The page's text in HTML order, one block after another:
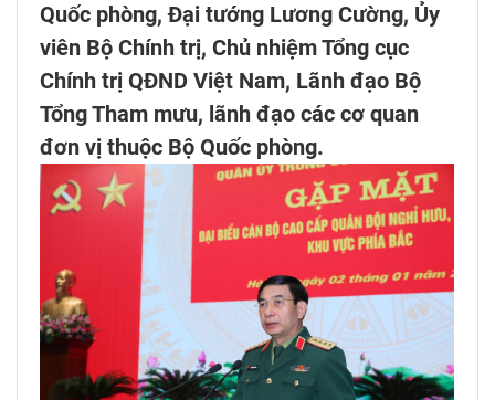
Quốc phòng, Đại tướng Lương Cường, Ủy
viên Bộ Chính trị, Chủ nhiệm Tổng cục
Chính trị QĐND Việt Nam, Lãnh đạo Bộ
Tổng Tham mưu, lãnh đạo các cơ quan
đơn vị thuộc Bộ Quốc phòng.